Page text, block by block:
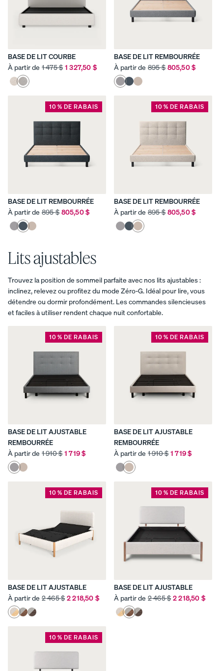
ensembles
Meilleurs
ensembles
Ensembles
enfants
Ense
mble
armur
RABAIS
mble
les
Ense
mble
fraîch
40 % DE
RABAIS
BASE DE LIT COURBE
À partir de 1 475 $ 1 327,50 $
BASE DE LIT REMBOURRÉE
À partir de 895 $ 805,50 $
10 % DE RABAIS
BASE DE LIT REMBOURRÉE
À partir de 895 $ 805,50 $
10 % DE RABAIS
BASE DE LIT REMBOURRÉE
À partir de 895 $ 805,50 $
Lits ajustables
Trouvez la position de sommeil parfaite avec nos lits ajustables :
inclinez, relevez ou profitez du mode Zéro-G. Idéal pour lire, vous
détendre ou dormir profondément. Les commandes silencieuses
et faciles à utiliser rendent chaque nuit confortable.
10 % DE RABAIS
BASE DE LIT AJUSTABLE
REMBOURRÉE
À partir de 1 910 $ 1 719 $
10 % DE RABAIS
BASE DE LIT AJUSTABLE
REMBOURRÉE
À partir de 1 910 $ 1 719 $
10 % DE RABAIS
BASE DE LIT AJUSTABLE
À partir de 2 465 $ 2 218,50 $
10 % DE RABAIS
BASE DE LIT AJUSTABLE
À partir de 2 465 $ 2 218,50 $
10 % DE RABAIS